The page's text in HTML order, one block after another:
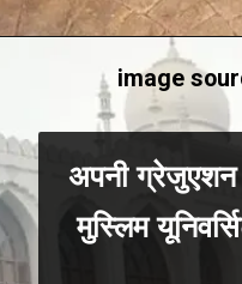
अपनी
मुस्लिम
image